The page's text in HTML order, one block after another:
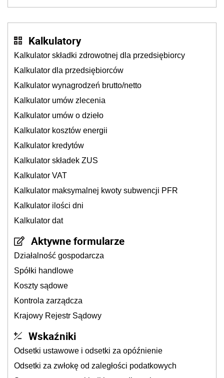
Kalkulatory
Kalkulator składki zdrowotnej dla przedsiębiorcy
Kalkulator dla przedsiębiorców
Kalkulator wynagrodzeń brutto/netto
Kalkulator umów zlecenia
Kalkulator umów o dzieło
Kalkulator kosztów energii
Kalkulator kredytów
Kalkulator składek ZUS
Kalkulator VAT
Kalkulator maksymalnej kwoty subwencji PFR
Kalkulator ilości dni
Kalkulator dat
Aktywne formularze
Działalność gospodarcza
Spółki handlowe
Koszty sądowe
Kontrola zarządcza
Krajowy Rejestr Sądowy
Wskaźniki
Odsetki ustawowe i odsetki za opóźnienie
Odsetki za zwłokę od zaległości podatkowych